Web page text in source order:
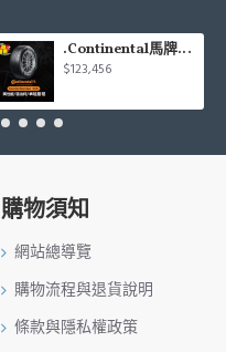
.Continental馬牌CCK輪胎特價專區
$123,456
購物須知
網站總導覽
購物流程與退貨說明
條款與隱私權政策